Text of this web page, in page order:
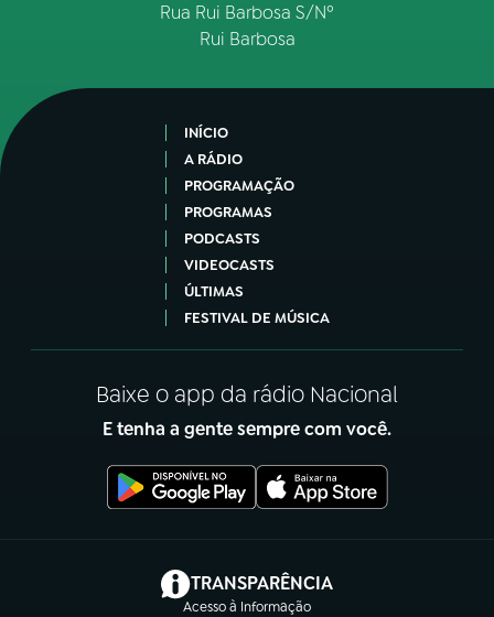
Rua Rui Barbosa S/Nº
Rui Barbosa
INÍCIO
A RÁDIO
PROGRAMAÇÃO
PROGRAMAS
PODCASTS
VIDEOCASTS
ÚLTIMAS
FESTIVAL DE MÚSICA
Baixe o app da rádio Nacional
E tenha a gente sempre com você.
TRANSPARÊNCIA
Acesso à Informação
(abre em nova aba)